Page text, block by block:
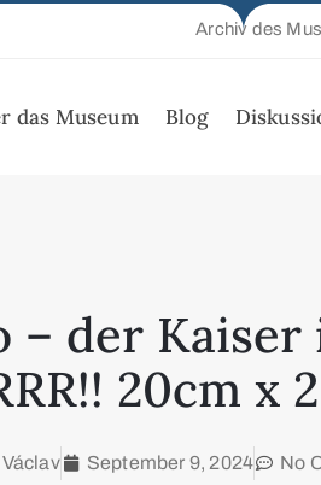
Archiv des
das Museum Blog
– der
20cm x
September 9, 2024 No